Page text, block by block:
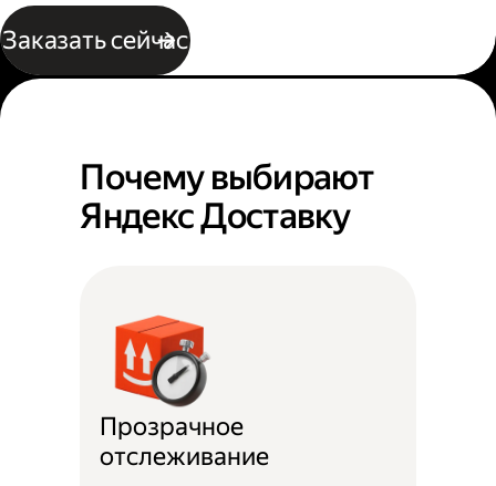
Заказать сейчас
Почему выбирают
Яндекс Доставку
Прозрачное
отслеживание